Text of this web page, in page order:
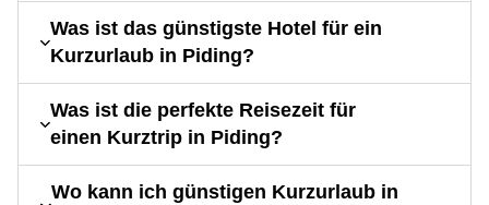
Was ist das günstigste Hotel für ein
Kurzurlaub in Piding?
Was ist die perfekte Reisezeit für
einen Kurztrip in Piding?
Wo kann ich günstigen Kurzurlaub in